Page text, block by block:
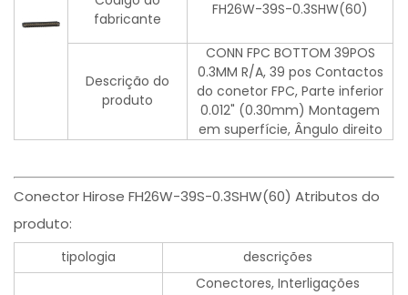
fabricante
FH26W-39S-0.3SHW(60)
Descrição do
produto
CONN FPC BOTTOM 39POS
0.3MM R/A, 39 pos Contactos
do conetor FPC, Parte inferior
0.012" (0.30mm) Montagem
em superfície, Ângulo direito
Conector Hirose FH26W-39S-0.3SHW(60) Atributos do
produto:
tipologia descrições
Conectores, Interligações